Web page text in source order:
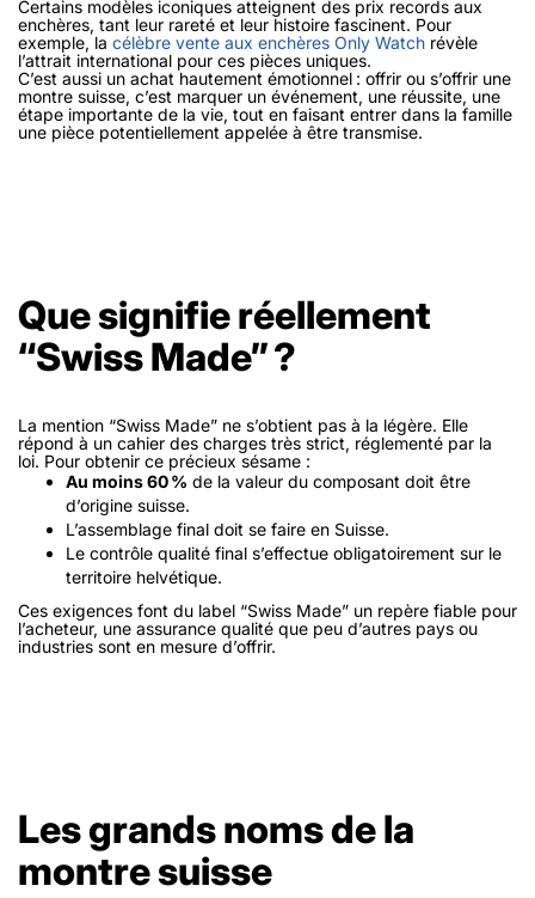
Certains modèles iconiques atteignent des prix records aux
enchères, tant leur rareté et leur histoire fascinent. Pour
exemple, la célèbre vente aux enchères Only Watch révèle
l’attrait international pour ces pièces uniques.
C’est aussi un achat hautement émotionnel : offrir ou s’offrir une
montre suisse, c’est marquer un événement, une réussite, une
étape importante de la vie, tout en faisant entrer dans la famille
une pièce potentiellement appelée à être transmise.
Que signifie réellement
“Swiss Made” ?
La mention “Swiss Made” ne s’obtient pas à la légère. Elle
répond à un cahier des charges très strict, réglementé par la
loi. Pour obtenir ce précieux sésame :
Au moins 60 % de la valeur du composant doit être
d’origine suisse.
L’assemblage final doit se faire en Suisse.
Le contrôle qualité final s’effectue obligatoirement sur le
territoire helvétique.
Ces exigences font du label “Swiss Made” un repère fiable pour
l’acheteur, une assurance qualité que peu d’autres pays ou
industries sont en mesure d’offrir.
Les grands noms de la
montre suisse